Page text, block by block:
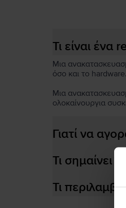
Τι είναι ένα
Μια
όσο και το
Μια
ολοκαίνουργια
Γιατί να
Τι σημαίνει
Τι